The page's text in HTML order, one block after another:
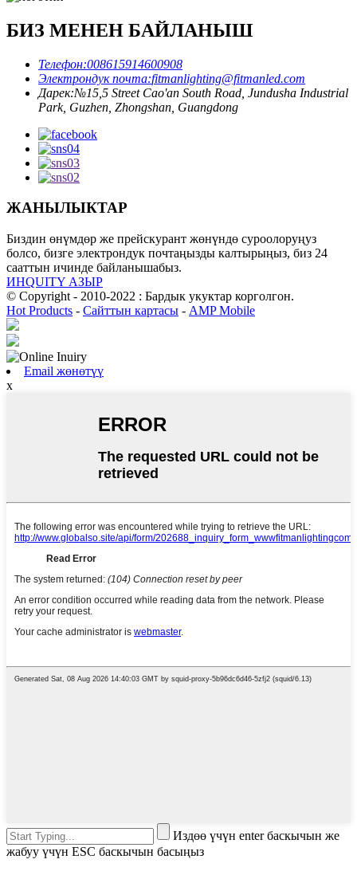
БИЗ МЕНЕН БАЙЛАНЫШ
Телефон:008615914600908
Электрондук почта:fitmanlighting@fitmanled.com
Дарек:№15,5 Street Cao'an South Road, Jundusha Industrial
Park, Guzhen, Zhongshan, Guangdong
ЖАНЫЛЫКТАР
Биздин өнүмдөр же прейскурант жөнүндө суроолоруңуз
болсо, бизге электрондук почтаңызды калтырыңыз, биз 24
сааттын ичинде байланышабыз.
ИНQUITY АЗЫР
© Copyright - 2010-2022 : Бардык укуктар корголгон.
Hot Products - Сайттын картасы - AMP Mobile
Email жөнөтүү
x
Издөө үчүн enter баскычын же
жабуу үчүн ESC баскычын басыңыз